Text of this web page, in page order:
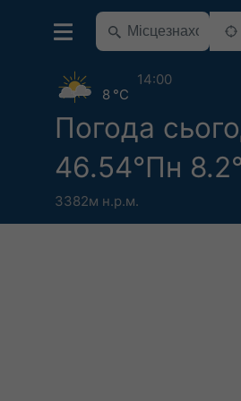
Погода
46.54°Пн
3382м н.р.м.
8 °C
14:00